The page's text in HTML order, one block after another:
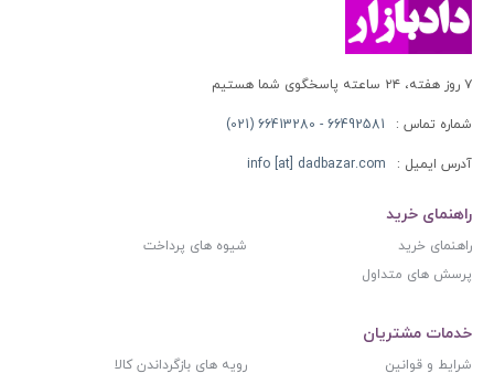
۷ روز هفته، ۲۴ ساعته پاسخگوی شما هستیم
شماره تماس : 66492581 - 66413280 (021)
آدرس ایمیل : info [at] dadbazar.com
راهنمای خرید
راهنمای خرید
شیوه های پرداخت
پرسش های متداول
خدمات مشتریان
شرایط و قوانین
رویه های بازگرداندن کالا